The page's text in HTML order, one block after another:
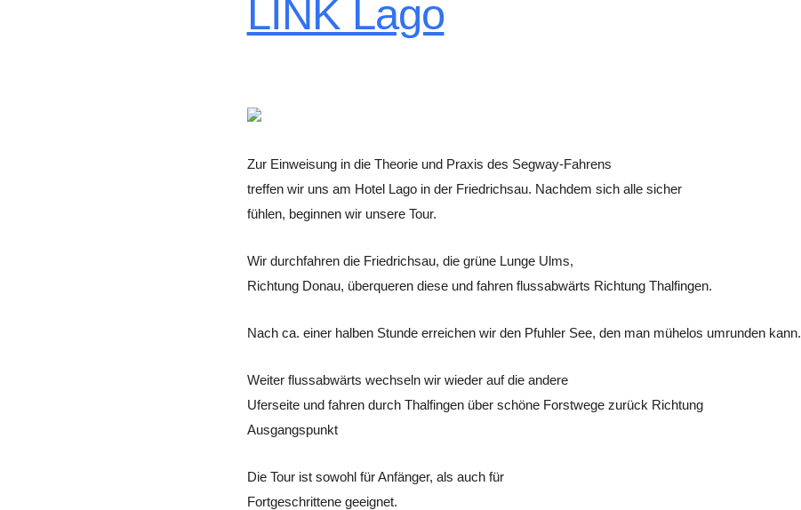
LINK Lago
Zur Einweisung in die Theorie und Praxis des Segway-Fahrens
treffen wir uns am Hotel Lago in der Friedrichsau. Nachdem sich alle sicher
fühlen, beginnen wir unsere Tour.
Wir durchfahren die Friedrichsau, die grüne Lunge Ulms,
Richtung Donau, überqueren diese und fahren flussabwärts Richtung Thalfingen.
Nach ca. einer halben Stunde erreichen wir den PfuhlerSee, den man mühelos umrunden kann.
Weiter flussabwärts wechseln wir wieder auf die andere
Uferseite und fahren durch Thalfingen über schöne Forstwege zurück Richtung
Ausgangspunkt
Die Tour ist sowohl für Anfänger, als auch für
Fortgeschrittene geeignet.